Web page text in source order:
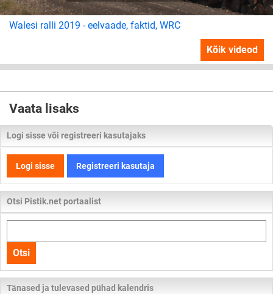
Walesi ralli 2019 - eelvaade, faktid, WRC
Kõik videod
Vaata lisaks
Logi sisse või registreeri kasutajaks
Logi sisse Registreeri kasutaja
Otsi Pistik.net portaalist
kogu
lehelt
Otsi
Tänased ja tulevased pühad kalendris